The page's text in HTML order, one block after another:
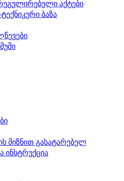
აქტები
ბაზა
მიზნით გასატარებელ
ინსტრუქცია